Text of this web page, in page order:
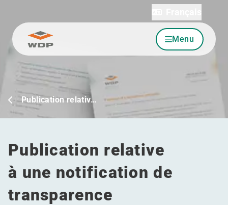
Allez au contenu Menu
Publication relativ…
Publication relative
à une notification de
transparence